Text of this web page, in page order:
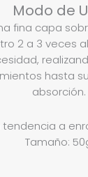
Modo de
fina capa
2 a 3 veces
hasta
absorción.
tendencia a
Tamaño: